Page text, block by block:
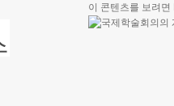
이 콘텐츠를 보려면